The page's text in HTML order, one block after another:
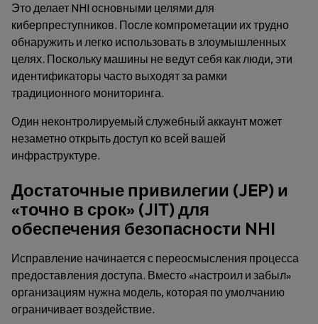
Это делает NHI основными целями для
киберпреступников. После компрометации их трудно
обнаружить и легко использовать в злоумышленных
целях. Поскольку машины не ведут себя как люди, эти
идентификаторы часто выходят за рамки
традиционного мониторинга.
Один неконтролируемый служебный аккаунт может
незаметно открыть доступ ко всей вашей
инфраструктуре.
Достаточные привилегии (JEP) и
«точно в срок» (JIT) для
обеспечения безопасности NHI
Исправление начинается с переосмысления процесса
предоставления доступа. Вместо «настроил и забыл»
организациям нужна модель, которая по умолчанию
ограничивает воздействие.